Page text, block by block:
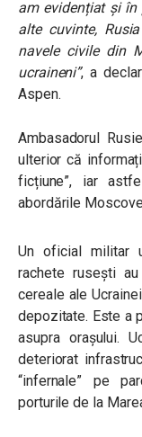
am evidențiat și în
alte cuvinte,
navele civile din
ucraineni”, a
Aspen.
Ambasadorul
ulterior că
ficțiune”, iar
abordările
Un oficial militar
rachete rusești
cereale ale
depozitate. Este a
asupra orașului.
deteriorat
“infernale” pe
porturile de la